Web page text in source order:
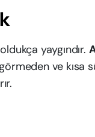
yaygındır.
ve kısa